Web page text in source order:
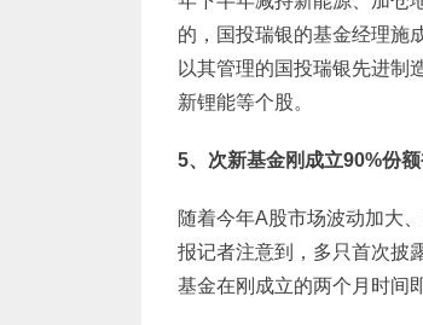
的，国投瑞银的基金经理施
以其管理的国投瑞银先进制
新锂能等个股。
5、次新基金刚成立90%份
随着今年A股市场波动加大
报记者注意到，多只首次披
基金在刚成立的两个月时间